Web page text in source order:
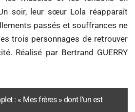
soir, leur sœur Lola réapparaît
passés et souffrances ne
trois personnages de retrouver
Réalisé par Bertrand GUERRY
: « Mes frères » dont l’un est